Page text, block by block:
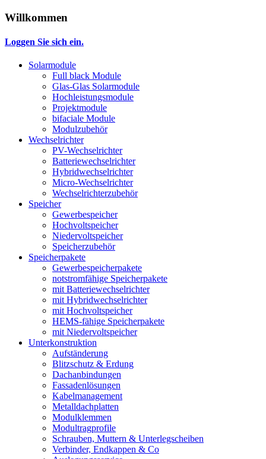
Willkommen
Loggen Sie sich ein.
Solarmodule
Full black Module
Glas-Glas Solarmodule
Hochleistungsmodule
Projektmodule
bifaciale Module
Modulzubehör
Wechselrichter
PV-Wechselrichter
Batteriewechselrichter
Hybridwechselrichter
Micro-Wechselrichter
Wechselrichterzubehör
Speicher
Gewerbespeicher
Hochvoltspeicher
Niedervoltspeicher
Speicherzubehör
Speicherpakete
Gewerbespeicherpakete
notstromfähige Speicherpakete
mit Batteriewechselrichter
mit Hybridwechselrichter
mit Hochvoltspeicher
HEMS-fähige Speicherpakete
mit Niedervoltspeicher
Unterkonstruktion
Aufständerung
Blitzschutz & Erdung
Dachanbindungen
Fassadenlösungen
Kabelmanagement
Metalldachplatten
Modulklemmen
Modultragprofile
Schrauben, Muttern & Unterlegscheiben
Verbinder, Endkappen & Co